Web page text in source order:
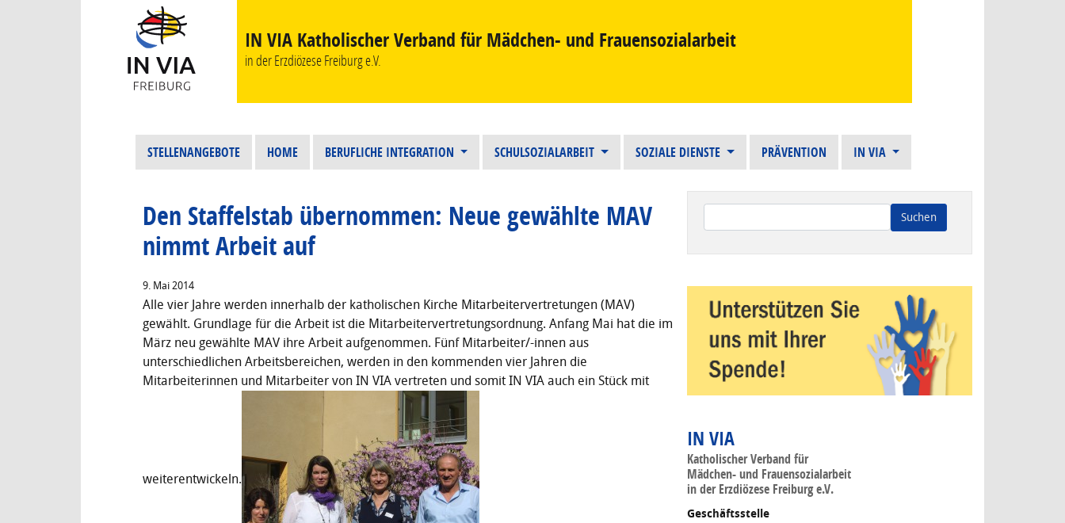
IN VIA Katholischer Verband für Mädchen- und Frauensozialarbeit
in der Erzdiözese Freiburg e.V.
STELLENANGEBOTE HOME BERUFLICHE INTEGRATION SCHULSOZIALARBEIT SOZIALE DIENSTE PRÄVENTION IN VIA
Den Staffelstab übernommen: Neue gewählte MAV
nimmt Arbeit auf
9. Mai 2014
Alle vier Jahre werden innerhalb der katholischen Kirche Mitarbeitervertretungen (MAV)
gewählt. Grundlage für die Arbeit ist die Mitarbeitervertretungsordnung. Anfang Mai hat die im
März neu gewählte MAV ihre Arbeit aufgenommen. Fünf Mitarbeiter/-innen aus
unterschiedlichen Arbeitsbereichen, werden in den kommenden vier Jahren die
Mitarbeiterinnen und Mitarbeiter von IN VIA vertreten und somit IN VIA auch ein Stück mit
weiterentwickeln.
Wenn die Ergebnisse der automatischen Vervollständigung
IN VIA
Katholischer Verband für
Mädchen- und Frauensozialarbeit
in der Erzdiözese Freiburg e.V.
Geschäftsstelle